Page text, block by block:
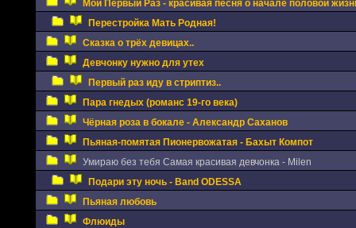
Мой Первый Раз - красивая песня о начале половой
Перестройка Мать Родная!
Сказка о трёх девицах..
Девчонку нужно для утех
Первый раз иду в стриптиз..
Пара гнедых (романс 19-го века)
Чёрная роза в бокале - Александр Саханов
Пьяная-помятая Пионервожатая - Бахыт Компот
Умираю без тебя Самая красивая девчонка - Milen
Подари эту ночь - Band ODESSA
Пьяная любовь
Флюиды